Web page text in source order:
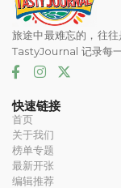
旅途中最难忘的，往往
TastyJournal 记录每
快速链接
首页
关于我们
榜单专题
最新开张
编辑推荐